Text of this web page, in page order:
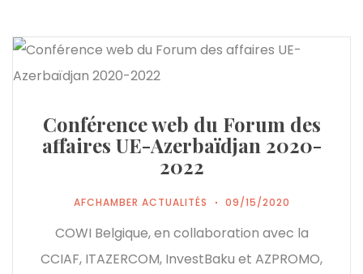
Conférence web du Forum des
affaires UE-Azerbaïdjan 2020-
2022
AFCHAMBER ACTUALITÉS 09/15/2020
COWI Belgique, en collaboration avec la
CCIAF, ITAZERCOM, InvestBaku et AZPROMO,